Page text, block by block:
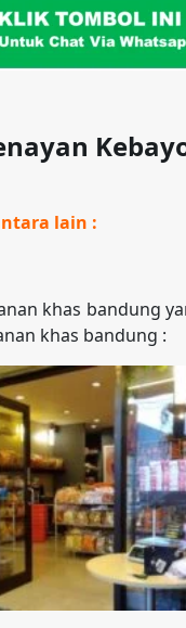
lain :
khas bandung
khas bandung :